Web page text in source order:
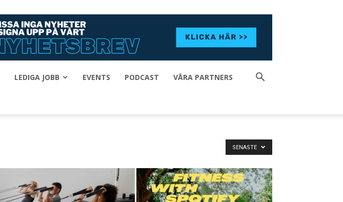
LEDIGA JOBB EVENTS PODCAST VÅRA PARTNERS
SENASTE